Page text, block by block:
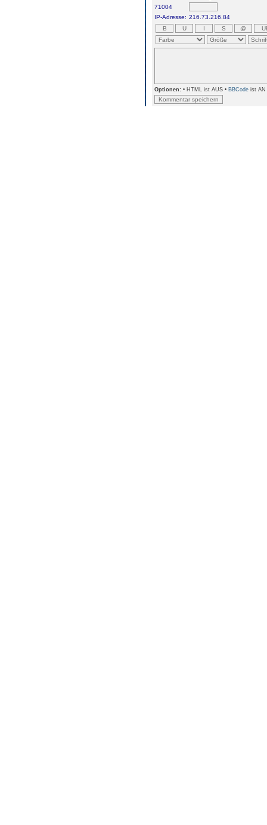
71004
IP-Adresse: 216.73.216.84
Optionen: • HTML ist AUS • BBCode ist AN